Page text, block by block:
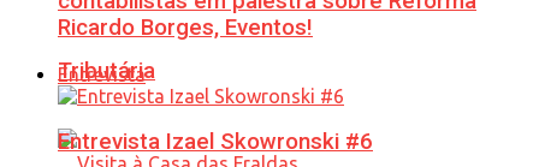
Tributária
Ricardo Borges, Eventos!
Entrevista
Entrevista Izael Skowronski #6